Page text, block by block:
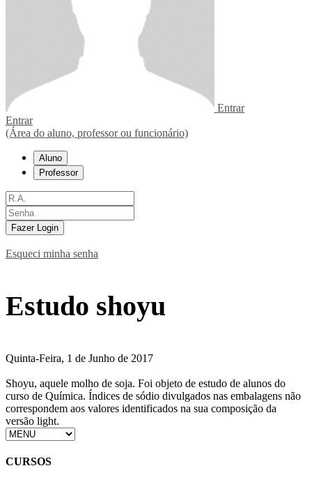
Entrar
Entrar
(Área do aluno, professor ou funcionário)
Aluno
Professor
Fazer Login
Esqueci minha senha
Estudo shoyu
Quinta-Feira, 1 de Junho de 2017
Shoyu, aquele molho de soja. Foi objeto de estudo de alunos do
curso de Química. Índices de sódio divulgados nas embalagens não
correspondem aos valores identificados na sua composição da
versão light.
CURSOS